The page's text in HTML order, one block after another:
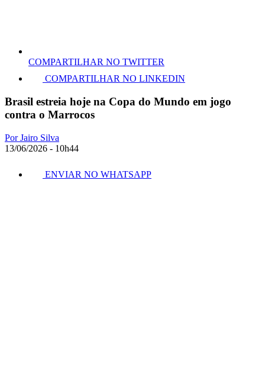
COMPARTILHAR NO TWITTER
COMPARTILHAR NO LINKEDIN
Brasil estreia hoje na Copa do Mundo em jogo
contra o Marrocos
Por Jairo Silva
13/06/2026 - 10h44
ENVIAR NO WHATSAPP